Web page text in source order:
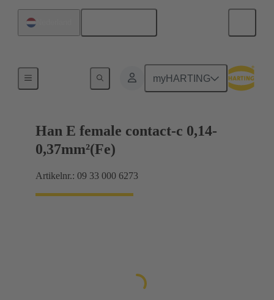
myHARTING
Han E female contact-c 0,14-
0,37mm²(Fe)
Artikelnr.: 09 33 000 6273